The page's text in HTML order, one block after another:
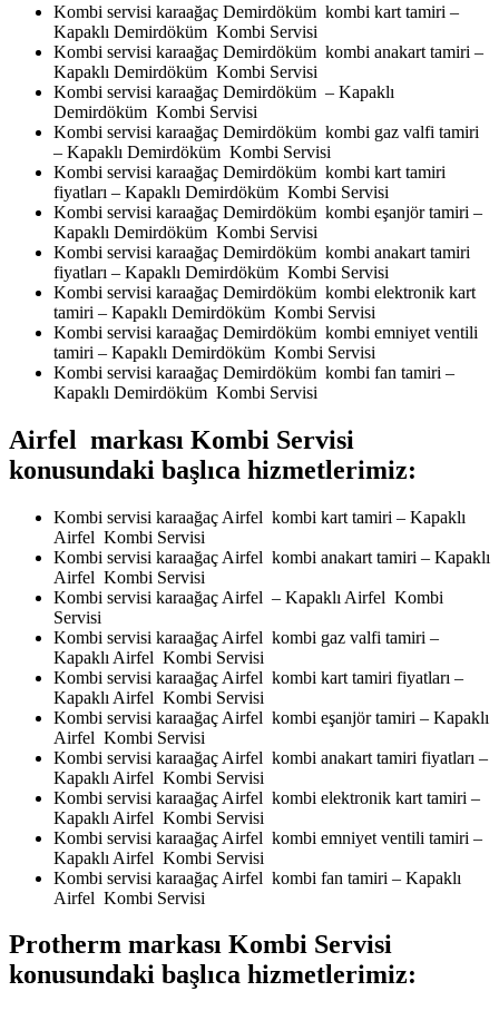
Kombi servisi karaağaç Demirdöküm kombi kart tamiri –
Kapaklı Demirdöküm Kombi Servisi
Kombi servisi karaağaç Demirdöküm kombi anakart tamiri –
Kapaklı Demirdöküm Kombi Servisi
Kombi servisi karaağaç Demirdöküm – Kapaklı
Demirdöküm Kombi Servisi
Kombi servisi karaağaç Demirdöküm kombi gaz valfi tamiri
– Kapaklı Demirdöküm Kombi Servisi
Kombi servisi karaağaç Demirdöküm kombi kart tamiri
fiyatları – Kapaklı Demirdöküm Kombi Servisi
Kombi servisi karaağaç Demirdöküm kombi eşanjör tamiri –
Kapaklı Demirdöküm Kombi Servisi
Kombi servisi karaağaç Demirdöküm kombi anakart tamiri
fiyatları – Kapaklı Demirdöküm Kombi Servisi
Kombi servisi karaağaç Demirdöküm kombi elektronik kart
tamiri – Kapaklı Demirdöküm Kombi Servisi
Kombi servisi karaağaç Demirdöküm kombi emniyet ventili
tamiri – Kapaklı Demirdöküm Kombi Servisi
Kombi servisi karaağaç Demirdöküm kombi fan tamiri –
Kapaklı Demirdöküm Kombi Servisi
Airfel markası Kombi Servisi
konusundaki başlıca hizmetlerimiz:
Kombi servisi karaağaç Airfel kombi kart tamiri – Kapaklı
Airfel Kombi Servisi
Kombi servisi karaağaç Airfel kombi anakart tamiri – Kapaklı
Airfel Kombi Servisi
Kombi servisi karaağaç Airfel – Kapaklı Airfel Kombi
Servisi
Kombi servisi karaağaç Airfel kombi gaz valfi tamiri –
Kapaklı Airfel Kombi Servisi
Kombi servisi karaağaç Airfel kombi kart tamiri fiyatları –
Kapaklı Airfel Kombi Servisi
Kombi servisi karaağaç Airfel kombi eşanjör tamiri – Kapaklı
Airfel Kombi Servisi
Kombi servisi karaağaç Airfel kombi anakart tamiri fiyatları –
Kapaklı Airfel Kombi Servisi
Kombi servisi karaağaç Airfel kombi elektronik kart tamiri –
Kapaklı Airfel Kombi Servisi
Kombi servisi karaağaç Airfel kombi emniyet ventili tamiri –
Kapaklı Airfel Kombi Servisi
Kombi servisi karaağaç Airfel kombi fan tamiri – Kapaklı
Airfel Kombi Servisi
Protherm markası Kombi Servisi
konusundaki başlıca hizmetlerimiz: